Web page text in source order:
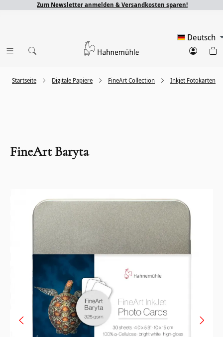
Zum Newsletter anmelden & Versandkosten sparen!
Deutsch
Inkjet Fotokarten
FineArt Collection
Digitale Papiere
Startseite
FineArt Baryta